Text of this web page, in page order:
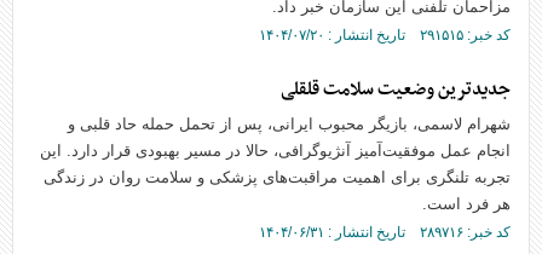
مزاحمان تلفنی این سازمان خبر داد.
کد خبر: ۲۹۱۵۱۵ تاریخ انتشار : ۱۴۰۴/۰۷/۲۰
جدیدترین وضعیت سلامت قلقلی
شهرام لاسمی، بازیگر محبوب ایرانی، پس از تحمل حمله حاد قلبی و
انجام عمل موفقیت‌آمیز آنژیوگرافی، حالا در مسیر بهبودی قرار دارد. این
تجربه تلنگری برای اهمیت مراقبت‌های پزشکی و سلامت روان در زندگی
هر فرد است.
کد خبر: ۲۸۹۷۱۶ تاریخ انتشار : ۱۴۰۴/۰۶/۳۱